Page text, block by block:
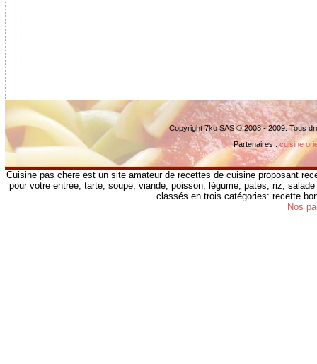
Copyright 7ko SAS © 2008 - 2009. Tous
Partenaires :cuisine
Cuisine pas chere est un site amateur de recettes de cuisine proposant
pour votre entrée, tarte, soupe, viande, poisson, légume, pates, riz,
classés en trois catégories: recette
Nos